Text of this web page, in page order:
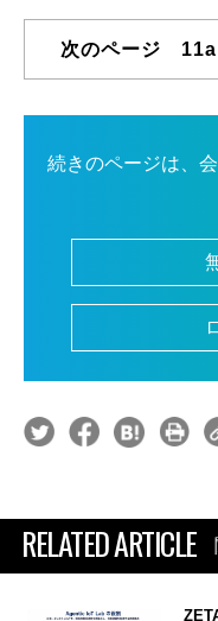
次のページ
続きのページは、
RELATED ARTICLE